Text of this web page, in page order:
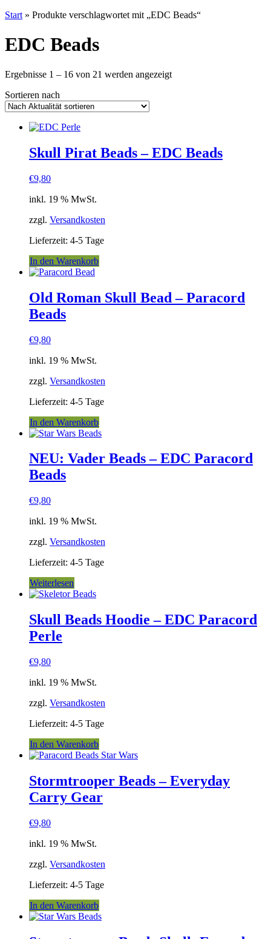
Start » Produkte verschlagwortet mit „EDC Beads“
EDC Beads
Ergebnisse 1 – 16 von 21 werden angezeigtNach
Sortieren nach
Skull Pirat Beads – EDC Beads
€9,80
inkl. 19 % MwSt.
zzgl. Versandkosten
Lieferzeit: 4-5 Tage
In den Warenkorb
Old Roman Skull Bead – Paracord
Beads
€9,80
inkl. 19 % MwSt.
zzgl. Versandkosten
Lieferzeit: 4-5 Tage
In den Warenkorb
NEU: Vader Beads – EDC Paracord
Beads
€9,80
inkl. 19 % MwSt.
zzgl. Versandkosten
Lieferzeit: 4-5 Tage
Weiterlesen
Skull Beads Hoodie – EDC Paracord
Perle
€9,80
inkl. 19 % MwSt.
zzgl. Versandkosten
Lieferzeit: 4-5 Tage
In den Warenkorb
Stormtrooper Beads – Everyday
Carry Gear
€9,80
inkl. 19 % MwSt.
zzgl. Versandkosten
Lieferzeit: 4-5 Tage
In den Warenkorb